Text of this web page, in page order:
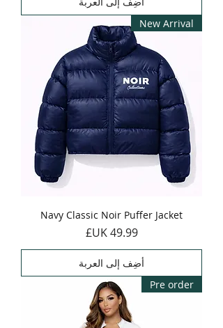
New Arrival
Navy Classic Noir Puffer Jacket
السعر‏49.99 UK£
أضِف إلى العربة
Pre order